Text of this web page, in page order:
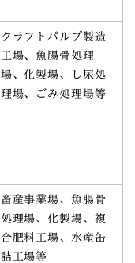
クラフトパルプ製造
工場、魚腸骨処理
場、化製場、し尿処
理場、ごみ処理場等
畜産事業場、魚腸骨
処理場、化製場、複
合肥料工場、水産缶
詰工場等